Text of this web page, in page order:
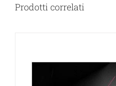
Prodotti correlati